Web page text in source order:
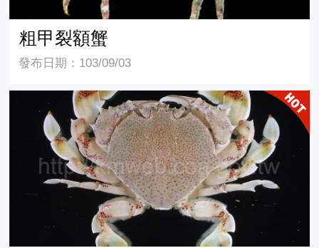
粗甲裂額蟹
發布日期：103/09/03